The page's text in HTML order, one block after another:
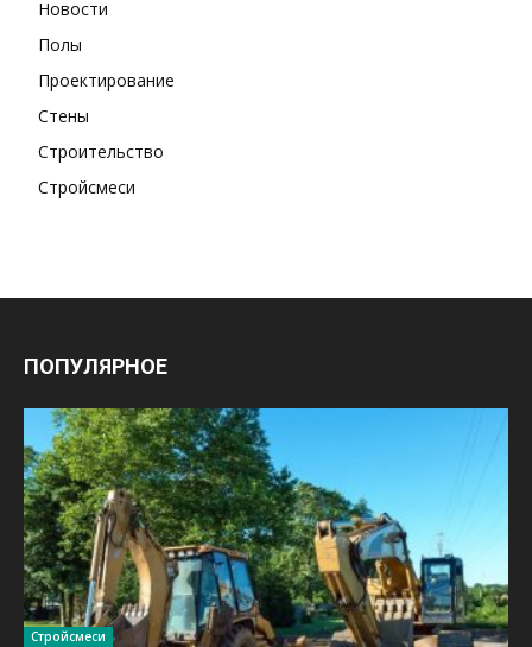
Новости
Полы
Проектирование
Стены
Строительство
Стройсмеси
ПОПУЛЯРНОЕ
Стройсмеси